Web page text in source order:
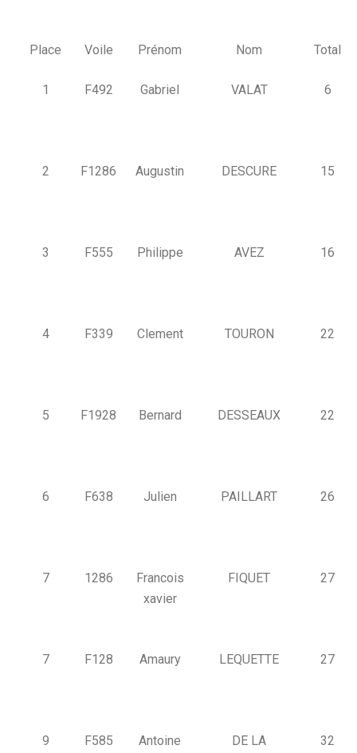
Place Voile Prénom Nom Total
1 F492 Gabriel VALAT 6
2 F1286 Augustin DESCURE 15
3 F555 Philippe AVEZ 16
4 F339 Clement TOURON 22
5 F1928 Bernard DESSEAUX 22
6 F638 Julien PAILLART 26
7 1286
Francois
xavier
FIQUET 27
7 F128 Amaury LEQUETTE 27
9 F585 Antoine
DE LA
32